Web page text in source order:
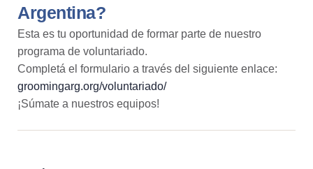
Argentina?
Esta es tu oportunidad de formar parte de nuestro
programa de voluntariado.
Completá el formulario a través del siguiente enlace:
groomingarg.org/voluntariado/
¡Súmate a nuestros equipos!